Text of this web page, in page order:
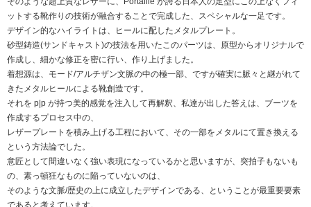
ットする靴作りの技術が融合することで完成した、スペシャルな⼀⾜です。
デザイン的なハイライトは、ヒールに配したメタルプレート。
砂型鋳造(サンドキャスト)の技法を⽤いたこのパーツは、原型からオリジナルで
作成し、細かな修正を密に⾏い、作り上げました。
着想源は、モード/アルチザン⽂脈の中の極⼀部、ですが確実に脈々と継がれて
きたメタルヒールによる靴創造です。
それを p|p が持つ美的感覚を注⼊して再解釈、私達が出した答えは、ブーツを
作成するプロセス中の、
レザープレートを積み上げる⼯程において、その⼀部をメタルにて置き換える
という⽅法論でした。
意匠として間違いなく強い表現になっているかと思いますが、突拍⼦もないも
の、素っ頓狂なものに陥っていないのは、
そのような⽂脈/歴史の上に成⽴したデザインである、ということが最重要要素